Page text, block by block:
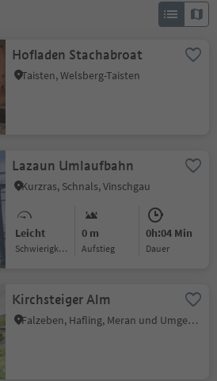
Hofladen Stachabroat
Taisten, Welsberg-Taisten
Lazaun Umlaufbahn
Kurzras, Schnals, Vinschgau
Leicht
Schwierigkeitsgrad
0 m
Aufstieg
0h:04 Min
Dauer
Kirchsteiger Alm
Falzeben, Hafling, Meran und Umgebung